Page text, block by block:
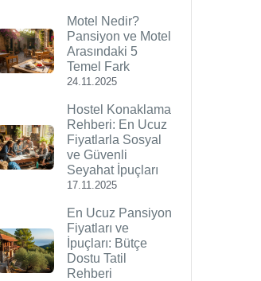
Motel Nedir?
Pansiyon ve Motel
Arasındaki 5
Temel Fark
24.11.2025
Hostel Konaklama
Rehberi: En Ucuz
Fiyatlarla Sosyal
ve Güvenli
Seyahat İpuçları
17.11.2025
En Ucuz Pansiyon
Fiyatları ve
İpuçları: Bütçe
Dostu Tatil
Rehberi